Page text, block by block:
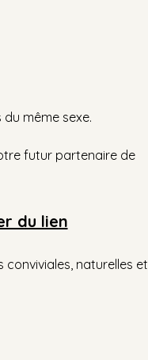
même sexe.
futur partenaire de
du lien
naturelles et